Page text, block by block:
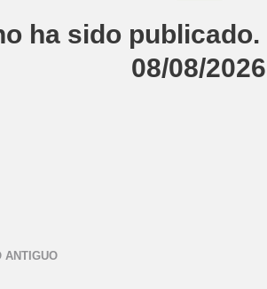
ha sido
08/08/2026
ANTIGUO